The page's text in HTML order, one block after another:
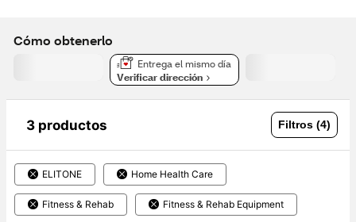
Cómo obtenerlo
Entrega el mismo día
Verificar dirección
3 productos Filtros (4)
ELITONE Home Health Care
Fitness & Rehab Fitness & Rehab Equipment